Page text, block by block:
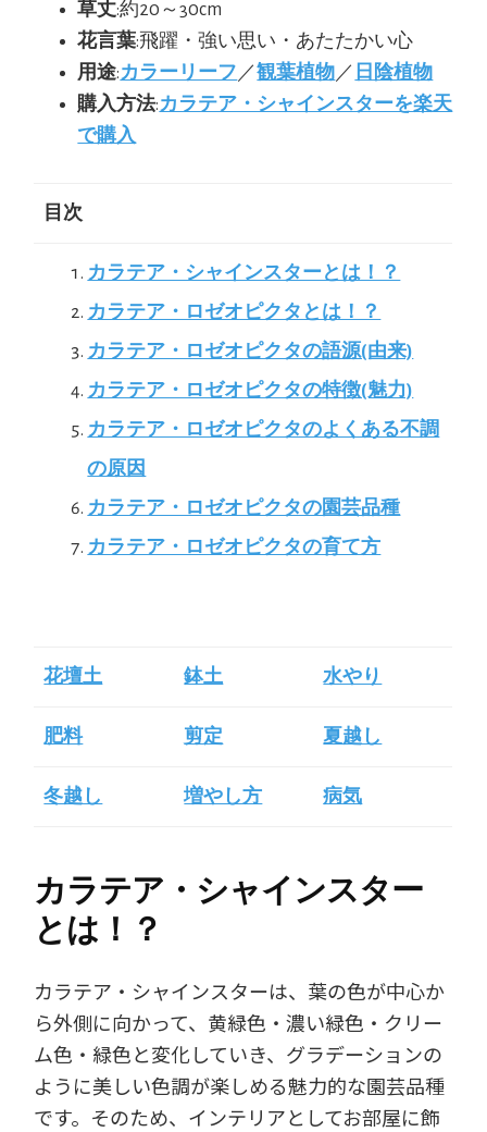
草丈:約20～30cm
花言葉:飛躍・強い思い・あたたかい心
用途:カラーリーフ ／観葉植物 ／ 日陰植物
購入方法:カラテア・シャインスターを楽天
で購入
目次
カラテア・シャインスターとは！？
カラテア・ロゼオピクタとは！？
カラテア・ロゼオピクタの語源(由来)
カラテア・ロゼオピクタの特徴(魅力)
カラテア・ロゼオピクタのよくある不調
の原因
カラテア・ロゼオピクタの園芸品種
カラテア・ロゼオピクタの育て方
花壇土 鉢土 水やり
肥料 剪定 夏越し
冬越し 増やし方 病気
カラテア・シャインスター
とは！？
カラテア・シャインスターは、葉の色が中心か
ら外側に向かって、黄緑色・濃い緑色・クリー
ム色・緑色と変化していき、グラデーションの
ように美しい色調が楽しめる魅力的な園芸品種
です。そのため、インテリアとしてお部屋に飾